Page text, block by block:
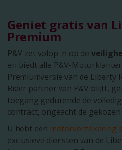
Geniet gratis van
Premium
P&V zet volop in op de
en biedt alle P&V-
Premiumversie van de Liberty
Rider partner van P&V blijft,
toegang gedurende de
contract, ongeacht de
U hebt een motorverzekering
exclusieve diensten van de